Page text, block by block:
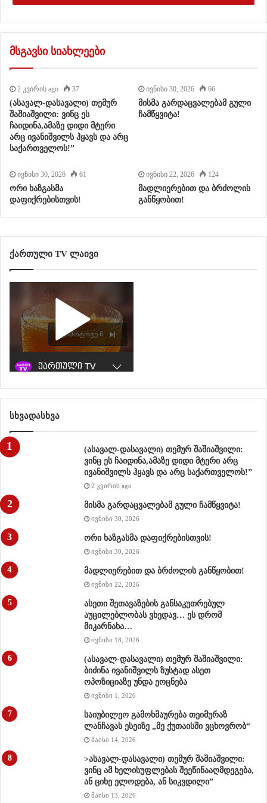
Rate this post
მსგავსი სიახლეები
2 კვირის ago 37
(ასავალ-დასავალი) თემურ
შაშიაშვილი: ვინც ეს
ჩაიდინა,ამაზე დიდი მტერი
არც ივანიშვილს ჰყავს და არც
საქართველოს!”
ივნისი 30, 2026 66
მისმა გარდაცვალებამ გული
ჩამწყვიტა!
ივნისი 30, 2026 61
ორი ხაზგასმა
დაფიქრებისთვის!
ივნისი 22, 2026 124
მადლიერებით და ბრძოლის
განწყობით!
ქართული TV ლაივი
სხვადასხვა
(ასავალ-დასავალი) თემურ შაშიაშვილი:
ვინც ეს ჩაიდინა,ამაზე დიდი მტერი არც
ივანიშვილს ჰყავს და არც საქართველოს!”
2 კვირის ago
მისმა გარდაცვალებამ გული ჩამწყვიტა!
ივნისი 30, 2026
ორი ხაზგასმა დაფიქრებისთვის!
ივნისი 30, 2026
მადლიერებით და ბრძოლის განწყობით!
ივნისი 22, 2026
ასეთი შეთავაზების განსაკუთრებულ
აუცილებლობას ვხედავ… ეს დრომ
მიკარნახა…
ივნისი 18, 2026
(ასავალ-დასავალი) თემურ შაშიაშვილი:
ბიძინა ივანიშვილს ზუსტად ასეთ
ოპოზიციაზე უნდა ეოცნება
ივნისი 1, 2026
საიუბილეო გამოხმაურება თეიმურაზ
ლანჩავას ესეიზე „მე ქუთაისში ვცხოვრობ“
მაისი 14, 2026
>ასავალ-დასავალი) თემურ შაშიაშვილი:
ვინც ამ ხელისუფლებას შეეწინააღმდეგება,
ან ციხე ელოდება, ან სიკვდილი”
მაისი 13, 2026